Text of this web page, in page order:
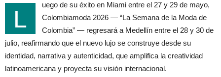
L
uego de su éxito en Miami entre el 27 y 29 de mayo,
Colombiamoda 2026 — “La Semana de la Moda de
Colombia” — regresará a Medellín entre el 28 y 30 de
julio, reafirmando que el nuevo lujo se construye desde su
identidad, narrativa y autenticidad, que amplifica la creatividad
latinoamericana y proyecta su visión internacional.